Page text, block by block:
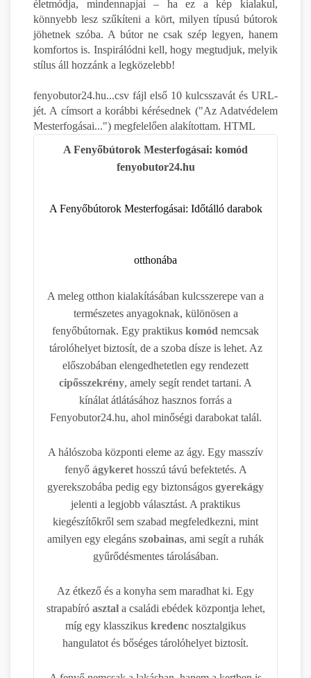
életmódja, mindennapjai – ha ez a kép kialakul,
könnyebb lesz szűkíteni a kört, milyen típusú bútorok
jöhetnek szóba. A bútor ne csak szép legyen, hanem
komfortos is. Inspirálódni kell, hogy megtudjuk, melyik
stílus áll hozzánk a legközelebb!
fenyobutor24.hu...csv fájl első 10 kulcsszavát és URL-
jét. A címsort a korábbi kérésednek ("Az Adatvédelem
Mesterfogásai...") megfelelően alakítottam. HTML
A Fenyőbútorok Mesterfogásai: komód
fenyobutor24.hu
A Fenyőbútorok Mesterfogásai: Időtálló darabok
otthonába
A meleg otthon kialakításában kulcsszerepe van a
természetes anyagoknak, különösen a
fenyőbútornak. Egy praktikus komód nemcsak
tárolóhelyet biztosít, de a szoba dísze is lehet. Az
előszobában elengedhetetlen egy rendezett
cipősszekrény, amely segít rendet tartani. A
kínálat átlátásához hasznos forrás a
Fenyobutor24.hu, ahol minőségi darabokat talál.
A hálószoba központi eleme az ágy. Egy masszív
fenyő ágykerethosszú távú befektetés. A
gyerekszobába pedig egy biztonságos gyerekágy
jelenti a legjobb választást. A praktikus
kiegészítőkről sem szabad megfeledkezni, mint
amilyen egy elegáns szobainas, ami segít a ruhák
gyűrődésmentes tárolásában.
Az étkező és a konyha sem maradhat ki. Egy
strapabíró asztala családi ebédek központja lehet,
míg egy klasszikus kredenc nosztalgikus
hangulatot és bőséges tárolóhelyet biztosít.